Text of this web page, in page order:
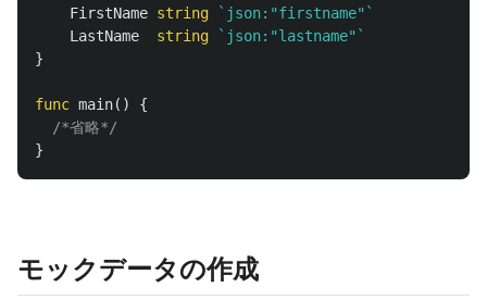
FirstName string
`json:"firstname"`
LastName
string
`json:"lastname"`
}
func main()
{
/*省略*/
}
モックデータの作成